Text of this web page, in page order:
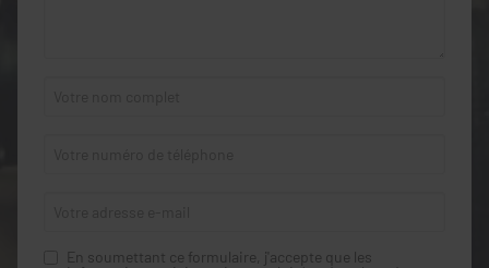
En soumettant ce formulaire, j'accepte que les